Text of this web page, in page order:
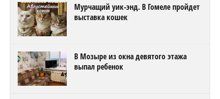
Мурчащий уик-энд. В Гомеле пройдет
выставка кошек
В Мозыре из окна девятого этажа
выпал ребенок